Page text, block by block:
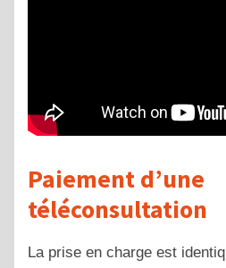
Paiement d’une
téléconsultation
La prise en charge est